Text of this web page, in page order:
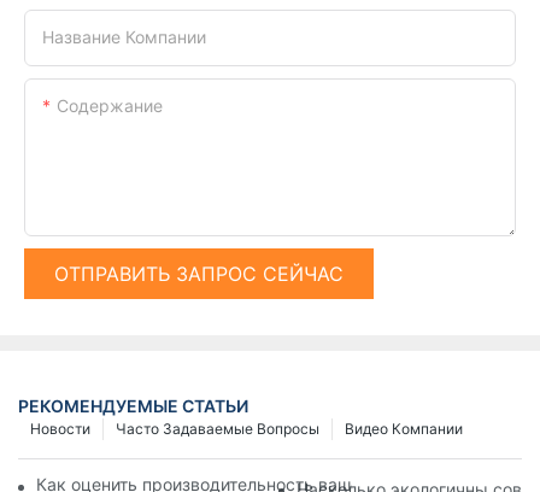
Название Компании
Содержание
ОТПРАВИТЬ ЗАПРОС СЕЙЧАС
РЕКОМЕНДУЕМЫЕ СТАТЬИ
Видео Компании
Часто Задаваемые Вопросы
Новости
Как оценить производительность вашей буровой